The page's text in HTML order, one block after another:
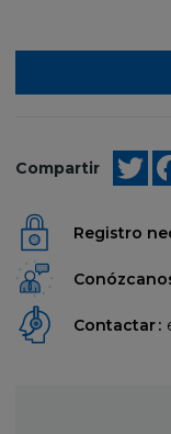
Compartir
Registro
Contactar